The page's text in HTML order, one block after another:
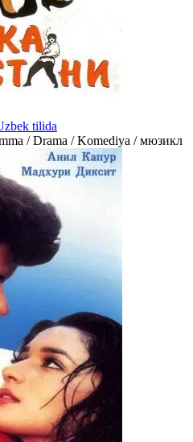
tilida
/ Drama / Komediya / мюзикл